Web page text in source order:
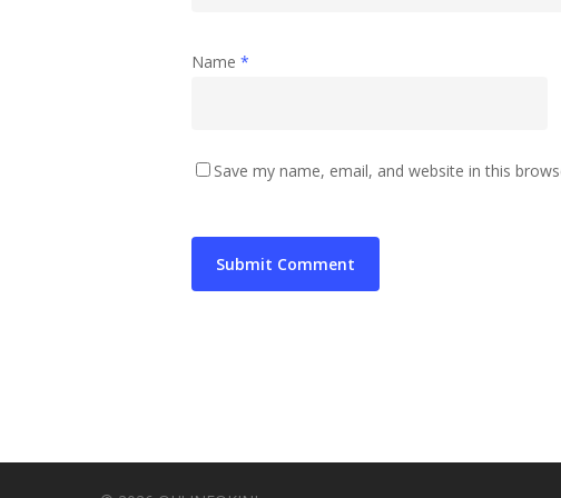
Name *
Save my name, email, and website in this